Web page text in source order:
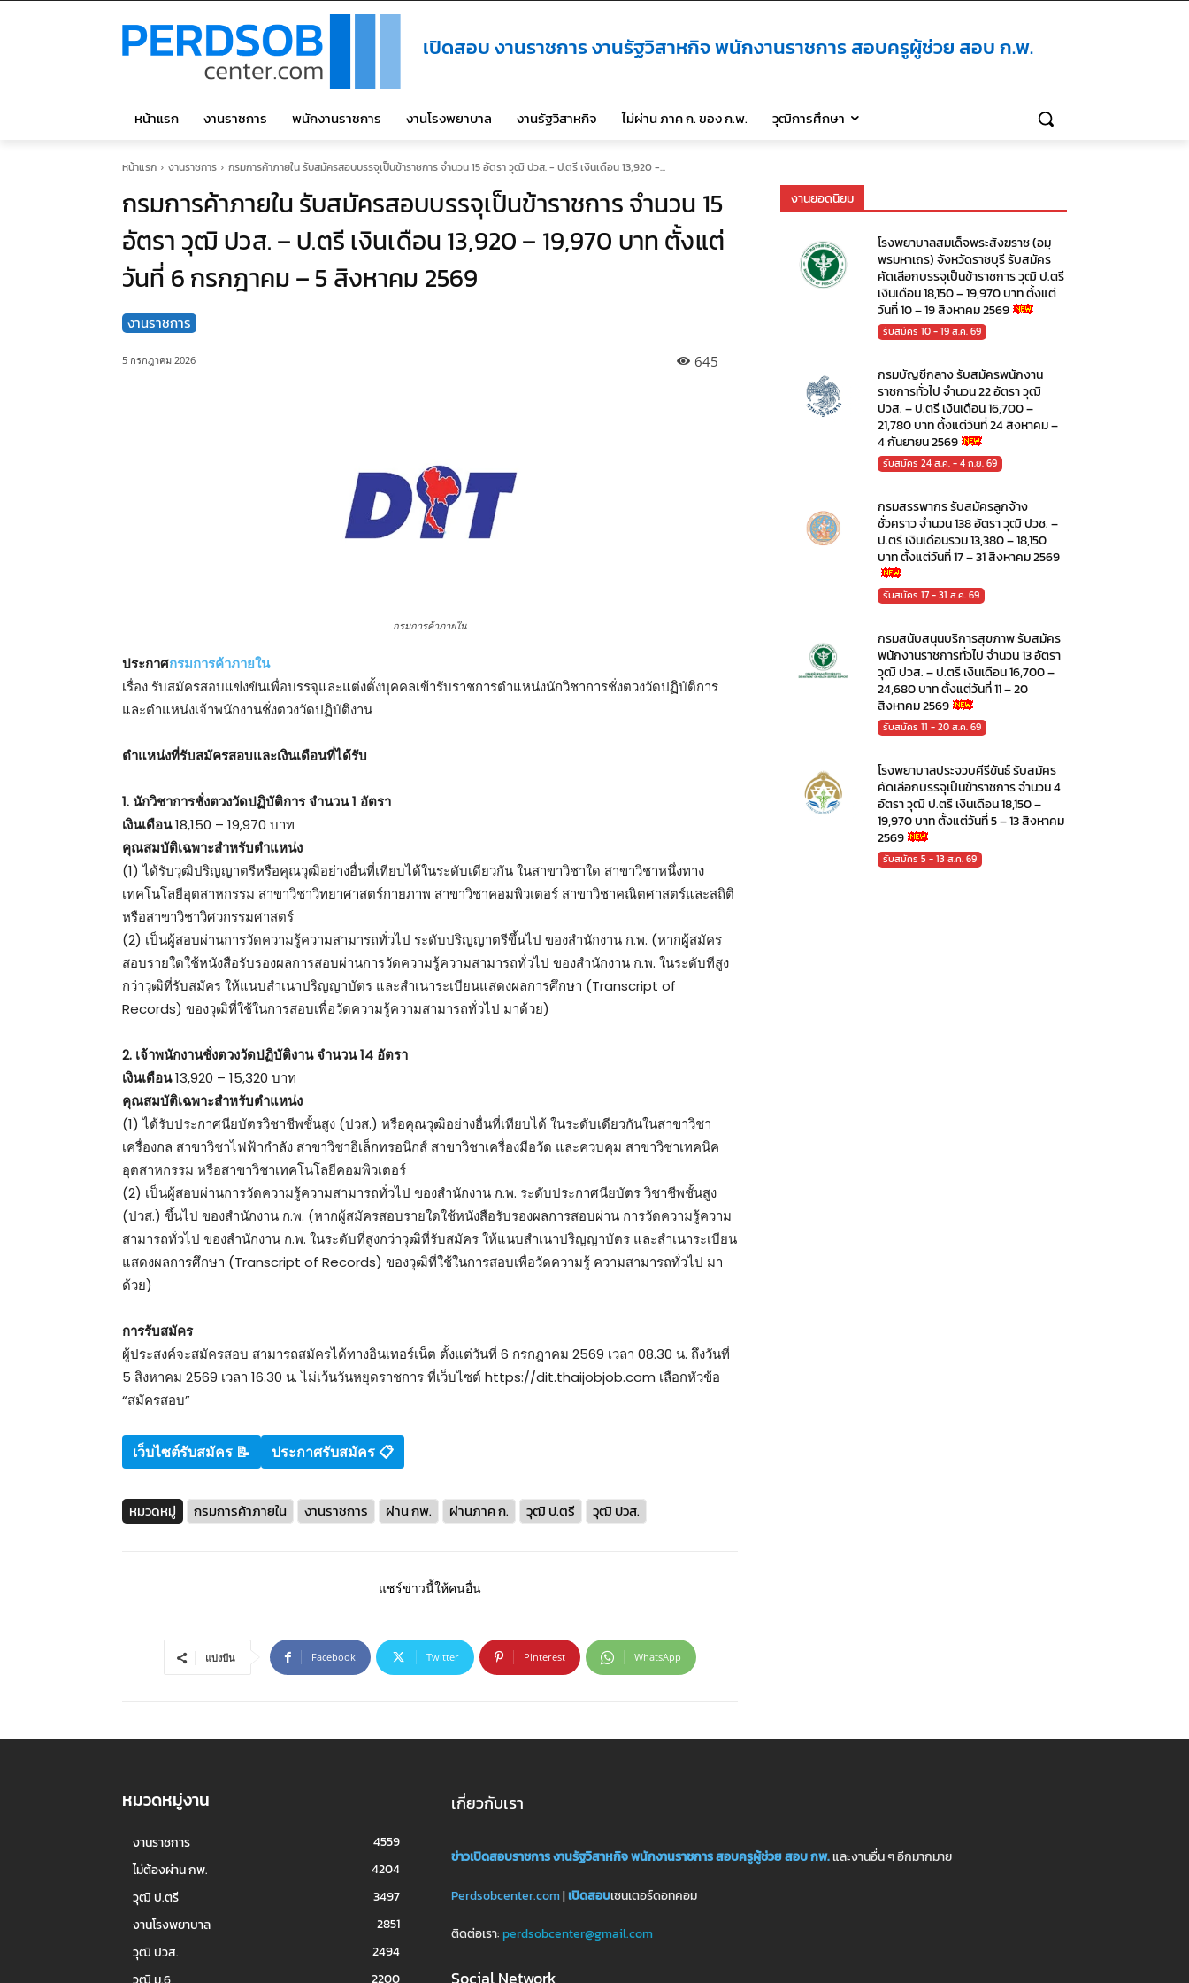
เปิดสอบ งานราชการ งานรัฐวิสาหกิจ พนักงานราชการ สอบครูผู้ช่วย สอบ ก.พ.
หน้าแรก งานราชการ พนักงานราชการ งานโรงพยาบาล งานรัฐวิสาหกิจ ไม่ผ่าน ภาค ก. ของ ก.พ. วุฒิการศึกษา
หน้าแรก งานราชการ กรมการค้าภายใน รับสมัครสอบบรรจุเป็นข้าราชการ จำนวน 15 อัตรา วุฒิ ปวส. - ป.ตรี เงินเดือน 13,920 -...
กรมการค้าภายใน รับสมัครสอบบรรจุเป็นข้าราชการ จำนวน 15
อัตรา วุฒิ ปวส. – ป.ตรี เงินเดือน 13,920 – 19,970 บาท ตั้งแต่
วันที่ 6 กรกฎาคม – 5 สิงหาคม 2569
งานราชการ
5 กรกฎาคม 2026 645
กรมการค้าภายใน
ประกาศกรมการค้าภายใน
เรื่อง รับสมัครสอบแข่งขันเพื่อบรรจุและแต่งตั้งบุคคลเข้ารับราชการตำแหน่งนักวิชาการชั่งตวงวัดปฏิบัติการ
และตำแหน่งเจ้าพนักงานชั่งตวงวัดปฏิบัติงาน
ตำแหน่งที่รับสมัครสอบและเงินเดือนที่ได้รับ
1. นักวิชาการชั่งตวงวัดปฏิบัติการ จำนวน 1 อัตรา
เงินเดือน18,150 – 19,970 บาท
คุณสมบัติเฉพาะสำหรับตำแหน่ง
(1) ได้รับวุฒิปริญญาตรีหรือคุณวุฒิอย่างอื่นที่เทียบได้ในระดับเดียวกัน ในสาขาวิชาใด สาขาวิชาหนึ่งทาง
เทคโนโลยีอุตสาหกรรม สาขาวิชาวิทยาศาสตร์กายภาพ สาขาวิชาคอมพิวเตอร์ สาขาวิชาคณิตศาสตร์และสถิติ
หรือสาขาวิชาวิศวกรรมศาสตร์
(2) เป็นผู้สอบผ่านการวัดความรู้ความสามารถทั่วไป ระดับปริญญาตรีขึ้นไป ของสํานักงาน ก.พ. (หากผู้สมัคร
สอบรายใดใช้หนังสือรับรองผลการสอบผ่านการวัดความรู้ความสามารถทั่วไป ของสํานักงาน ก.พ. ในระดับทีสูง
กว่าวุฒิที่รับสมัคร ให้แนบสําเนาปริญญาบัตร และสําเนาระเบียนแสดงผลการศึกษา (Transcript of
Records) ของวุฒิที่ใช้ในการสอบเพื่อวัดความรู้ความสามารถทั่วไป มาด้วย)
2. เจ้าพนักงานชั่งตวงวัดปฏิบัติงาน จำนวน 14 อัตรา
เงินเดือน13,920 – 15,320 บาท
คุณสมบัติเฉพาะสำหรับตำแหน่ง
(1) ได้รับประกาศนียบัตรวิชาชีพชั้นสูง (ปวส.) หรือคุณวุฒิอย่างอื่นที่เทียบได้ ในระดับเดียวกันในสาขาวิชา
เครื่องกล สาขาวิชาไฟฟ้ากําลัง สาขาวิชาอิเล็กทรอนิกส์ สาขาวิชาเครื่องมือวัด และควบคุม สาขาวิชาเทคนิค
อุตสาหกรรม หรือสาขาวิชาเทคโนโลยีคอมพิวเตอร์
(2) เป็นผู้สอบผ่านการวัดความรู้ความสามารถทั่วไป ของสํานักงาน ก.พ. ระดับประกาศนียบัตร วิชาชีพชั้นสูง
(ปวส.) ขึ้นไป ของสํานักงาน ก.พ. (หากผู้สมัครสอบรายใดใช้หนังสือรับรองผลการสอบผ่าน การวัดความรู้ความ
สามารถทั่วไป ของสํานักงาน ก.พ. ในระดับที่สูงกว่าวุฒิที่รับสมัคร ให้แนบสําเนาปริญญาบัตร และสําเนาระเบียน
แสดงผลการศึกษา (Transcript of Records) ของวุฒิที่ใช้ในการสอบเพื่อวัดความรู้ ความสามารถทั่วไป มา
ด้วย)
การรับสมัคร
ผู้ประสงค์จะสมัครสอบ สามารถสมัครได้ทางอินเทอร์เน็ต ตั้งแต่วันที่ 6 กรกฎาคม 2569 เวลา 08.30 น. ถึงวันที่
5 สิงหาคม 2569 เวลา 16.30 น. ไม่เว้นวันหยุดราชการ ที่เว็บไซต์ https://dit.thaijobjob.com เลือกหัวข้อ
“สมัครสอบ”
เว็บไซต์รับสมัคร 📝 ประกาศรับสมัคร 📋
หมวดหมู่ กรมการค้าภายใน งานราชการ ผ่าน กพ. ผ่านภาค ก. วุฒิ ป.ตรี วุฒิ ปวส.
แชร์ข่าวนี้ให้คนอื่น
แบ่งปัน Facebook Twitter Pinterest WhatsApp
งานยอดนิยม
โรงพยาบาลสมเด็จพระสังฆราช (อมฺ
พรมหาเถร) จังหวัดราชบุรี รับสมัคร
คัดเลือกบรรจุเป็นข้าราชการ วุฒิ ป.ตรี
เงินเดือน 18,150 – 19,970 บาท ตั้งแต่
วันที่ 10 – 19 สิงหาคม 2569
รับสมัคร 10 - 19 ส.ค. 69
กรมบัญชีกลาง รับสมัครพนักงาน
ราชการทั่วไป จำนวน 22 อัตรา วุฒิ
ปวส. – ป.ตรี เงินเดือน 16,700 –
21,780 บาท ตั้งแต่วันที่ 24 สิงหาคม –
4 กันยายน 2569
รับสมัคร 24 ส.ค. - 4 ก.ย. 69
กรมสรรพากร รับสมัครลูกจ้าง
ชั่วคราว จำนวน 138 อัตรา วุฒิ ปวช. –
ป.ตรี เงินเดือนรวม 13,380 – 18,150
บาท ตั้งแต่วันที่ 17 – 31 สิงหาคม 2569
รับสมัคร 17 - 31 ส.ค. 69
กรมสนับสนุนบริการสุขภาพ รับสมัคร
พนักงานราชการทั่วไป จำนวน 13 อัตรา
วุฒิ ปวส. – ป.ตรี เงินเดือน 16,700 –
24,680 บาท ตั้งแต่วันที่ 11 – 20
สิงหาคม 2569
รับสมัคร 11 - 20 ส.ค. 69
โรงพยาบาลประจวบคีรีขันธ์ รับสมัคร
คัดเลือกบรรจุเป็นข้าราชการ จำนวน 4
อัตรา วุฒิ ป.ตรี เงินเดือน 18,150 –
19,970 บาท ตั้งแต่วันที่ 5 – 13 สิงหาคม
2569
รับสมัคร 5 - 13 ส.ค. 69
หมวดหมู่งาน
งานราชการ
4559
ไม่ต้องผ่าน กพ.
4204
วุฒิ ป.ตรี
3497
งานโรงพยาบาล
2851
วุฒิ ปวส.
2494
เกี่ยวกับเรา
ข่าวเปิดสอบราชการงานรัฐวิสาหกิจพนักงานราชการสอบครูผู้ช่วยสอบ กพ.และงานอื่น ๆ อีกมากมาย
Perdsobcenter.com|เปิดสอบเซนเตอร์ดอทคอม
ติดต่อเรา: perdsobcenter@gmail.com